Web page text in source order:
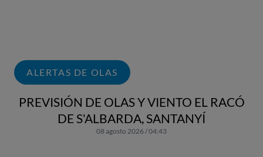
ALERTAS DE OLAS
PREVISIÓN DE OLAS Y VIENTO EL RACÓ
DE S'ALBARDA, SANTANYÍ
08 agosto 2026 / 04:43